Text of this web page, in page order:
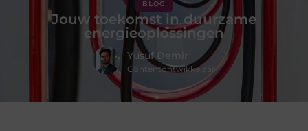
BLOG
Jouw toekomst in duurzame
energieoplossingen
Yusuf Demir
Contentontwikkelaar